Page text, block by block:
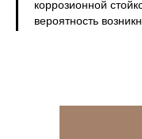
коррозионной
вероятность